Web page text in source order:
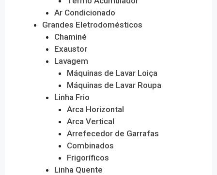
Ar Condicionado
Grandes Eletrodomésticos
Chaminé
Exaustor
Lavagem
Máquinas de Lavar Loiça
Máquinas de Lavar Roupa
Linha Frio
Arca Horizontal
Arca Vertical
Arrefecedor de Garrafas
Combinados
Frigoríficos
Linha Quente